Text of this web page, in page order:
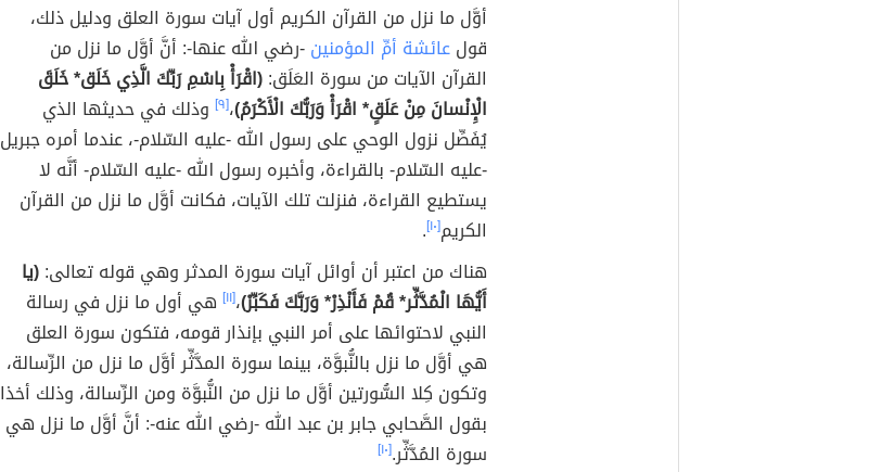
أوَّل ما نزل من القرآن الكريم أول آيات سورة العلق ودليل ذلك،
قولعائشة أمِّ المؤمنين-رضي الله عنها-: أنَّ أوَّل ما نزل من
القرآن الآيات من سورة العَلَق:(اقْرَأْ بِاسْمِ رَبِّكَ الَّذِي خَلَق* خَلَقَ
الْإِنْسانَ مِنْ عَلَقٍ* اقْرَأْ وَرَبُّكَ الْأَكْرَمُ)،[٩]
وذلك في حديثها الذي
يُفَصِّل نزول الوحي على رسول الله -عليه السّلام-، عندما أمره جبريل
-عليه السّلام- بالقراءة، وأخبره رسول الله -عليه السّلام- أنَّه لا
يستطيع القراءة، فنزلت تلك الآيات، فكانت أوَّل ما نزل من القرآن
الكريم[١٠] .
هناك من اعتبر أن أوائل آيات سورة المدثر وهي قوله تعالى:(يا
أَيُّهَا الْمُدَّثِّر* قُمْ فَأَنْذِرْ* وَرَبَّكَ فَكَبِّرْ)،[١١]
هي أول ما نزل في رسالة
النبي لاحتوائها على أمر النبي بإنذار قومه، فتكون سورة العلق
هي أوَّل ما نزل بالنُّبوَّة، بينما سورة المدَّثِّر أوَّل ما نزل من الرِّسالة،
وتكون كِلا السُّورتين أوَّل ما نزل من النُّبوَّة ومن الرِّسالة، وذلك أخذا
بقول الصَّحابي جابر بن عبد الله -رضي الله عنه-: أنَّ أوَّل ما نزل هي
سورة المُدَّثِّر.[١٠]